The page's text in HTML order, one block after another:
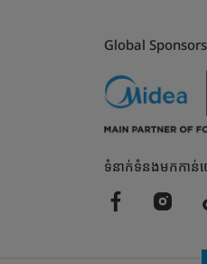
Global
ទំនាក់ទំនងមកកាន់